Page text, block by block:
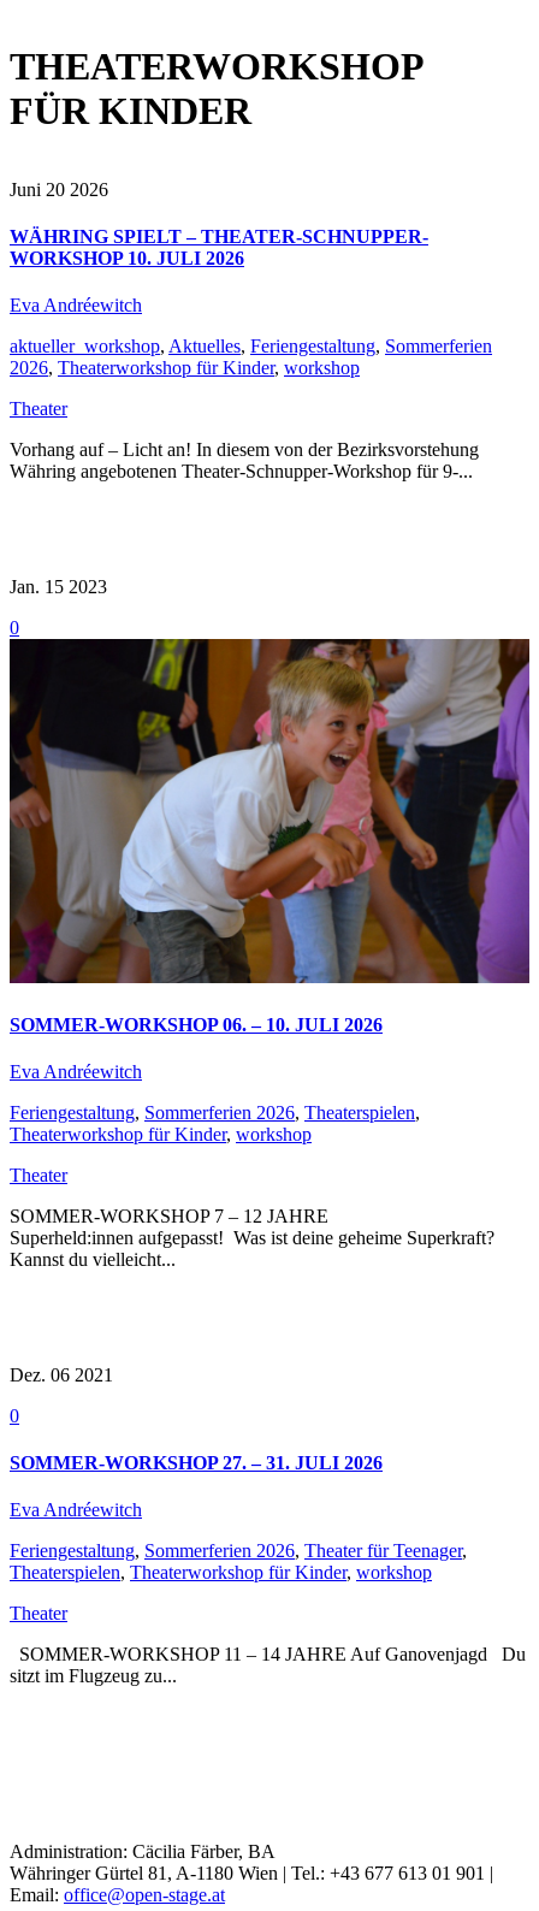
THEATERWORKSHOP
FÜR KINDER
Juni 20 2026
WÄHRING SPIELT – THEATER-SCHNUPPER-
WORKSHOP 10. JULI 2026
Eva Andréewitch
aktueller_workshop, Aktuelles, Feriengestaltung, Sommerferien
2026, Theaterworkshop für Kinder, workshop
Theater
Vorhang auf – Licht an! In diesem von der Bezirksvorstehung
Währing angebotenen Theater-Schnupper-Workshop für 9-...
Jan. 15 2023
0
SOMMER-WORKSHOP 06. – 10. JULI 2026
Eva Andréewitch
Feriengestaltung, Sommerferien 2026, Theaterspielen,
Theaterworkshop für Kinder, workshop
Theater
SOMMER-WORKSHOP 7 – 12 JAHRE
Superheld:innen aufgepasst! Was ist deine geheime Superkraft?
Kannst du vielleicht...
Dez. 06 2021
0
SOMMER-WORKSHOP 27. – 31. JULI 2026
Eva Andréewitch
Feriengestaltung, Sommerferien 2026, Theater für Teenager,
Theaterspielen, Theaterworkshop für Kinder, workshop
Theater
SOMMER-WORKSHOP 11 – 14 JAHRE Auf Ganovenjagd Du
sitzt im Flugzeug zu...
Administration: Cäcilia Färber, BA
Währinger Gürtel 81, A-1180 Wien | Tel.: +43 677 613 01 901 |
Email: office@open-stage.at